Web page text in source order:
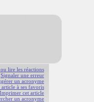
lire les réactions
Signaler une erreur
un acronyme
à ses favoris
Imprimer cet article
un acronyme